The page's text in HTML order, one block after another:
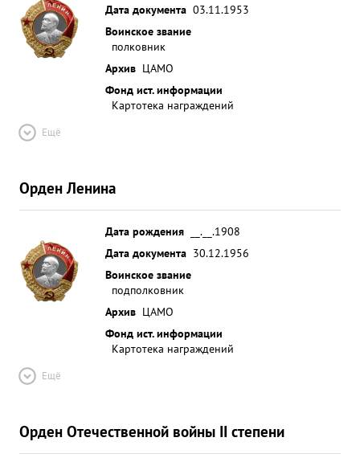
Дата документа 03.11.1953
Воинское звание
полковник
Архив ЦАМО
Фонд ист. информации
Картотека награждений
Ещё
Орден Ленина
Дата рождения
__.__.1908
Дата документа 30.12.1956
Воинское звание
подполковник
Архив ЦАМО
Фонд ист. информации
Картотека награждений
Ещё
Орден Отечественной войны II степени